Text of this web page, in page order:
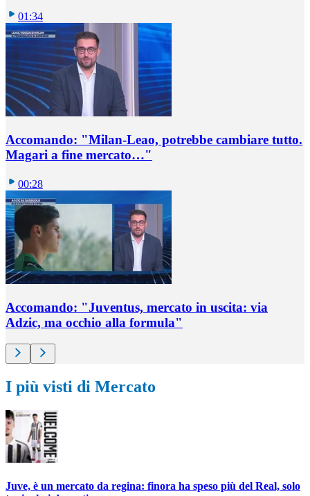
01:34
Accomando: "Milan-Leao, potrebbe cambiare tutto.
Magari a fine mercato…"
00:28
Accomando: "Juventus, mercato in uscita: via
Adzic, ma occhio alla formula"
I più visti di Mercato
Juve, è un mercato da regina: finora ha speso più del Real, solo